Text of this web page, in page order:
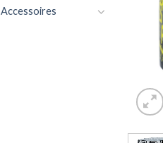
Accessoires